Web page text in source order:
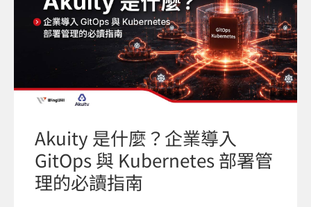
Akuity 是什麼？企業導入
GitOps 與 Kubernetes 部署管
理的必讀指南